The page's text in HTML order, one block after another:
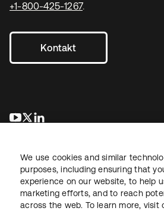
+1-800-425-1267.
Kontakt
wird in einer neuen
wird in einer neuen
RechtDatenschutzrichtlinie
We use cookies and similar
purposes, including ensuring that
experience on our website, to help
marketing efforts, and to reach
across the web. To learn more, visit